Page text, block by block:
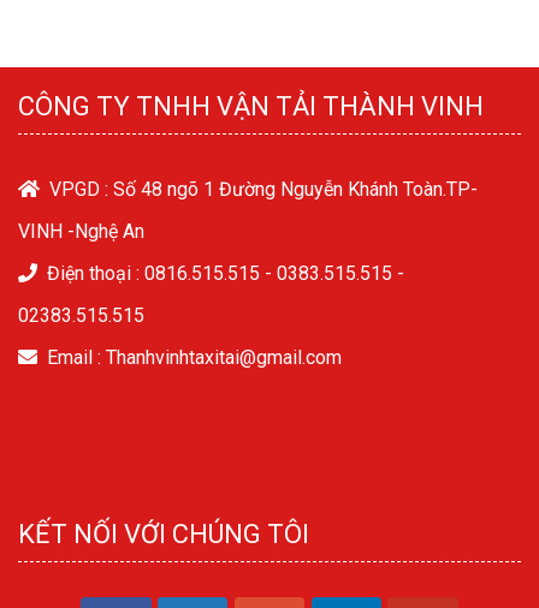
CÔNG TY TNHH VẬN TẢI THÀNH VINH
VPGD : Số 48 ngõ 1 Đường Nguyễn Khánh Toàn.TP-
VINH -Nghệ An
Điện thoại : 0816.515.515 - 0383.515.515 -
02383.515.515
Email : Thanhvinhtaxitai@gmail.com
KẾT NỐI VỚI CHÚNG TÔI